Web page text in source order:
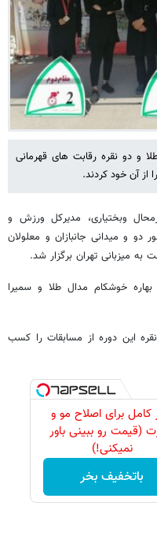
و دو نقره رقابت های قهرمانی
از آن خود کردند.
وبختیاری، مدیرکل ورزش و
دو و میدانی جانبازان و معلولان
میزبانی تهران برگزار شد.
در دوی ۴۰۰ متر بهاره خوشکام مدال طلا و سمیرا
این دوره از مسابقات را کسب
کامل برای اصلاح مو و
(قیمت رو ببینی باور
نمیکنی!)
باتخفیف بخر